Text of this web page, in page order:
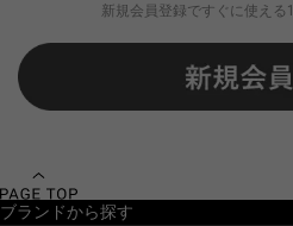
新規会員登録ですぐに使える
ブランドから探す